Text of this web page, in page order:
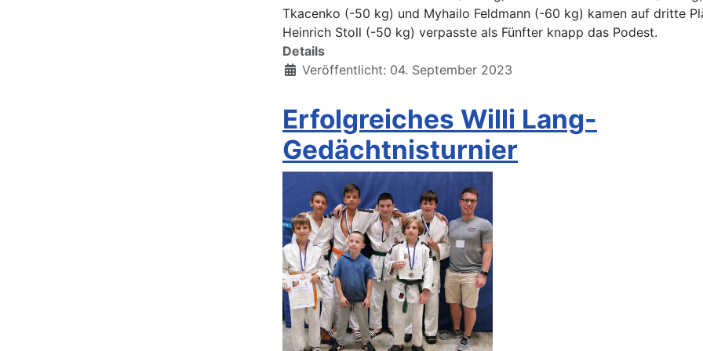
Tkacenko (-50 kg) und Myhailo Feldmann (-60 kg) kamen auf dritte
Heinrich Stoll (-50 kg) verpasste als Fünfter knapp das Podest.
Details
Veröffentlicht: 04. September 2023
Erfolgreiches Willi Lang-
Gedächtnisturnier